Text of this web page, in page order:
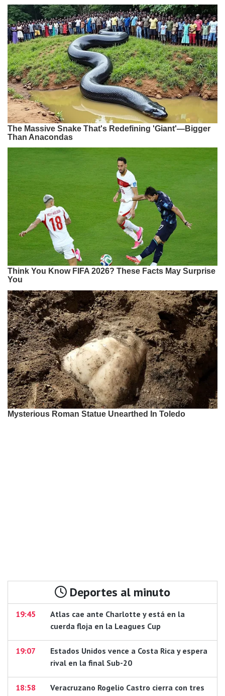
Deportes al minuto
19:45
Atlas cae ante Charlotte y está en la
cuerda floja en la Leagues Cup
19:07
Estados Unidos vence a Costa Rica y espera
rival en la final Sub-20
18:58
Veracruzano Rogelio Castro cierra con tres